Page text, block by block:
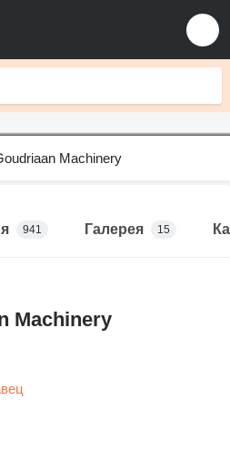
941 Галерея 15
Machinery